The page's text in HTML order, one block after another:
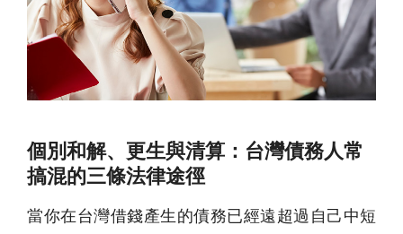
個別和解、更生與清算：台灣債務人常
搞混的三條法律途徑
當你在台灣借錢產生的債務已經遠超過自己中短